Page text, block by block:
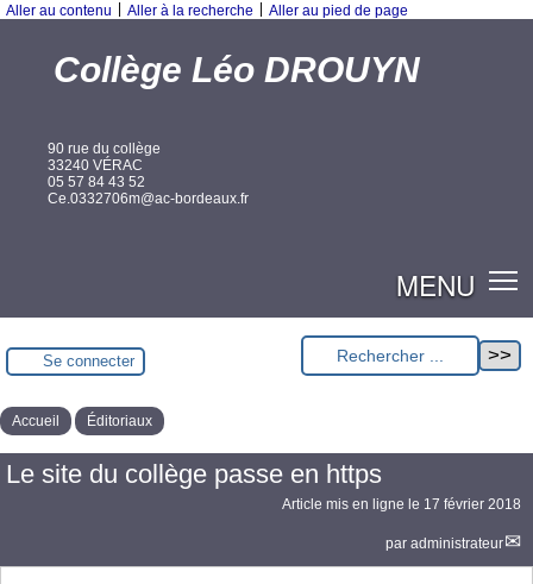
Aller au contenu Aller à la recherche Aller au pied de page
Collège Léo DROUYN
90 rue du collège
33240 VÉRAC
05 57 84 43 52
Ce.0332706m@ac-bordeaux.fr
MENU
Se connecter
Accueil Éditoriaux
Le site du collège passe en https
Article mis en ligne le 17 février 2018
par administrateur